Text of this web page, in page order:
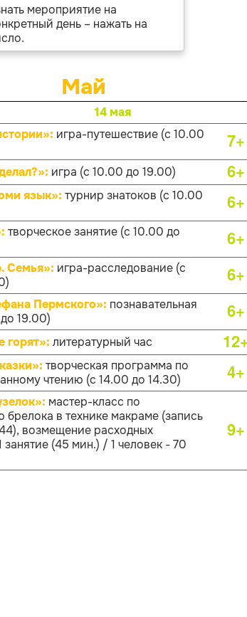
мероприятие на
день – нажать на
Май
14 мая
игра-путешествие (с 10.00
7+
игра (с 10.00 до 19.00) 6+
язык»: турнир знатоков (с 10.00
6+
творческое занятие (с 10.00 до
6+
Семья»: игра-расследование (с
6+
Пермского»: познавательная
19.00)
6+
горят»: литературный час
творческая программа по
чтению (с 14.00 до 14.30)
4+
мастер-класс по
брелока в технике макраме (запись
возмещение расходных
занятие (45 мин.) / 1 человек - 70
9+